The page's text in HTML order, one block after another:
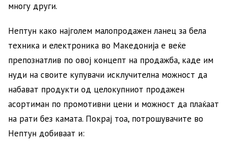
многу други.
Нептун како најголем малопродажен ланец за бела
техника и електроника во Македонија е веќе
препознатлив по овој концепт на продажба, каде им
нуди на своите купувачи исклучителна можност да
набават продукти од целокупниот продажен
асортиман по промотивни цени и можност да плаќаат
на рати без камата. Покрај тоа, потрошувачите во
Нептун добиваат и: